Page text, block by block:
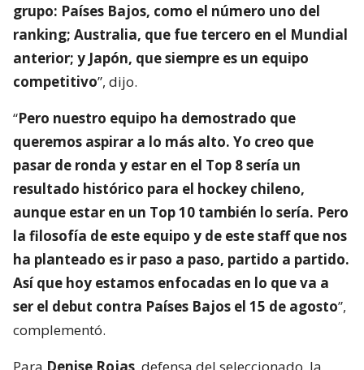
grupo: Países Bajos, como el número uno del
ranking; Australia, que fue tercero en el Mundial
anterior; y Japón, que siempre es un equipo
competitivo”, dijo.
“Pero nuestro equipo ha demostrado que
queremos aspirar a lo más alto. Yo creo que
pasar de ronda y estar en el Top 8 sería un
resultado histórico para el hockey chileno,
aunque estar en un Top 10 también lo sería. Pero
la filosofía de este equipo y de este staff que nos
ha planteado es ir paso a paso, partido a partido.
Así que hoy estamos enfocadas en lo que va a
ser el debut contra Países Bajos el 15 de agosto”,
complementó.
Para Denise Rojas, defensa del seleccionado, la